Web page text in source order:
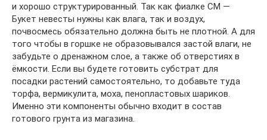
и хорошо структурированный. Так как фиалке СМ —
Букет невесты нужны как влага, так и воздух,
почвосмесь обязательно должна быть не плотной. А для
того чтобы в горшке не образовывался застой влаги, не
забудьте о дренажном слое, а также об отверстиях в
ёмкости. Если вы будете готовить субстрат для
посадки растений самостоятельно, то добавьте туда
торфа, вермикулита, моха, пенопластовых шариков.
Именно эти компоненты обычно входит в состав
готового грунта из магазина.